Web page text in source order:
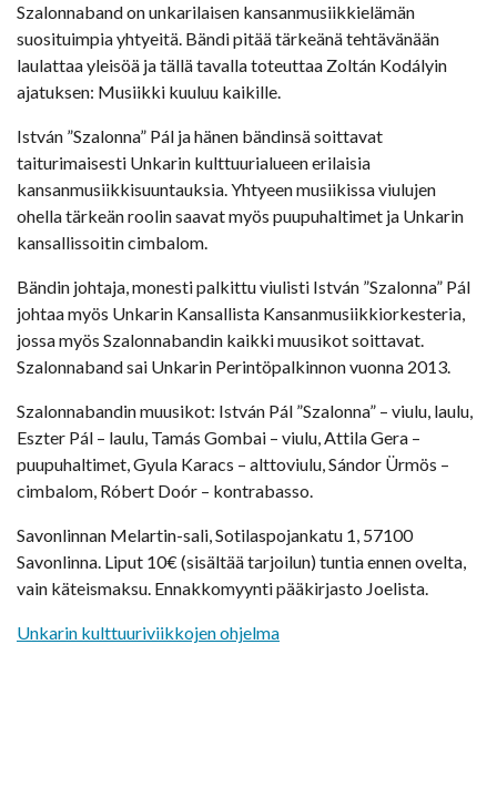
Szalonnaband on unkarilaisen kansanmusiikkielämän
suosituimpia yhtyeitä. Bändi pitää tärkeänä tehtävänään
laulattaa yleisöä ja tällä tavalla toteuttaa Zoltán Kodályin
ajatuksen: Musiikki kuuluu kaikille.
István ”Szalonna” Pál ja hänen bändinsä soittavat
taiturimaisesti Unkarin kulttuurialueen erilaisia
kansanmusiikkisuuntauksia. Yhtyeen musiikissa viulujen
ohella tärkeän roolin saavat myös puupuhaltimet ja Unkarin
kansallissoitin cimbalom.
Bändin johtaja, monesti palkittu viulisti István ”Szalonna” Pál
johtaa myös Unkarin Kansallista Kansanmusiikkiorkesteria,
jossa myös Szalonnabandin kaikki muusikot soittavat.
Szalonnaband sai Unkarin Perintöpalkinnon vuonna 2013.
Szalonnabandin muusikot: István Pál ”Szalonna” – viulu, laulu,
Eszter Pál – laulu, Tamás Gombai – viulu, Attila Gera –
puupuhaltimet, Gyula Karacs – alttoviulu, Sándor Ürmös –
cimbalom, Róbert Doór – kontrabasso.
Savonlinnan Melartin-sali, Sotilaspojankatu 1, 57100
Savonlinna. Liput 10€ (sisältää tarjoilun) tuntia ennen ovelta,
vain käteismaksu. Ennakkomyynti pääkirjasto Joelista.
Unkarin kulttuuriviikkojen ohjelma